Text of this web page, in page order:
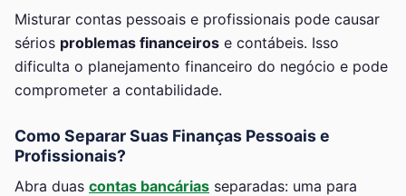
Misturar contas pessoais e profissionais pode causar
sérios problemas financeiros e contábeis. Isso
dificulta o planejamento financeiro do negócio e pode
comprometer a contabilidade.
Como Separar Suas Finanças Pessoais e
Profissionais?
Abra duas contas bancárias separadas: uma para